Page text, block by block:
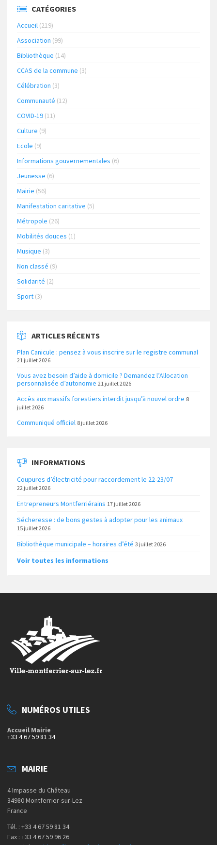
CATÉGORIES
Accueil (219)
Association (99)
Bibliothèque (14)
CCAS de la commune (3)
Célébration (3)
Communauté (12)
COVID-19 (11)
Culture (9)
Ecole (9)
Informations gouvernementales (6)
Jeunesse (6)
Mairie (56)
Manifestation caritative (5)
Métropole (26)
Mobilités douces (1)
Musique (3)
Non classé (9)
Solidarité (2)
Sport (3)
ARTICLES RÉCENTS
Plan Canicule : pensez à vous inscrire sur le registre communal
21 juillet 2026
Vous avez besoin d’aide à domicile ? Demandez l’Allocation
personnalisée d’autonomie 21 juillet 2026
Accès aux massifs forestiers interdit jusqu’à nouvel ordre 8
juillet 2026
Communiqué officiel 8 juillet 2026
INFORMATIONS
Coupures d’électricité pour raccordement le 22-23/07
22 juillet 2026
Entrepreneurs Montferriérains 17 juillet 2026
Sécheresse : de bons gestes à adopter pour les animaux
15 juillet 2026
Bibliothèque municipale – horaires d’été 3 juillet 2026
Voir toutes les informations
NUMÉROS UTILES
Accueil Mairie
+33 4 67 59 81 34
MAIRIE
4 Impasse du Château
34980 Montferrier-sur-Lez
France
Tél. : +33 4 67 59 81 34
Fax : +33 4 67 59 96 26